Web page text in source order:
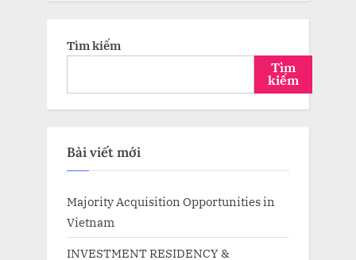
Tìm kiếm
Tìm
kiếm
Bài viết mới
Majority Acquisition Opportunities in
Vietnam
INVESTMENT RESIDENCY &